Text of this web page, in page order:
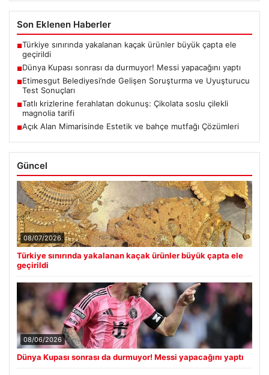
Son Eklenen Haberler
■Türkiye sınırında yakalanan kaçak ürünler büyük çapta ele
geçirildi
■Dünya Kupası sonrası da durmuyor! Messi yapacağını yaptı
■Etimesgut Belediyesi’nde Gelişen Soruşturma ve Uyuşturucu
Test Sonuçları
■Tatlı krizlerine ferahlatan dokunuş: Çikolata soslu çilekli
magnolia tarifi
■Açık Alan Mimarisinde Estetik ve bahçe mutfağı Çözümleri
Güncel
08/07/2026
Türkiye sınırında yakalanan kaçak ürünler büyük çapta ele
geçirildi
08/06/2026
Dünya Kupası sonrası da durmuyor! Messi yapacağını yaptı